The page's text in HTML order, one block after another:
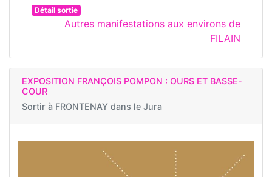
Détail sortie
Autres manifestations aux environs de
FILAIN
EXPOSITION FRANÇOIS POMPON : OURS ET BASSE-
COUR
Sortir à FRONTENAY dans le Jura